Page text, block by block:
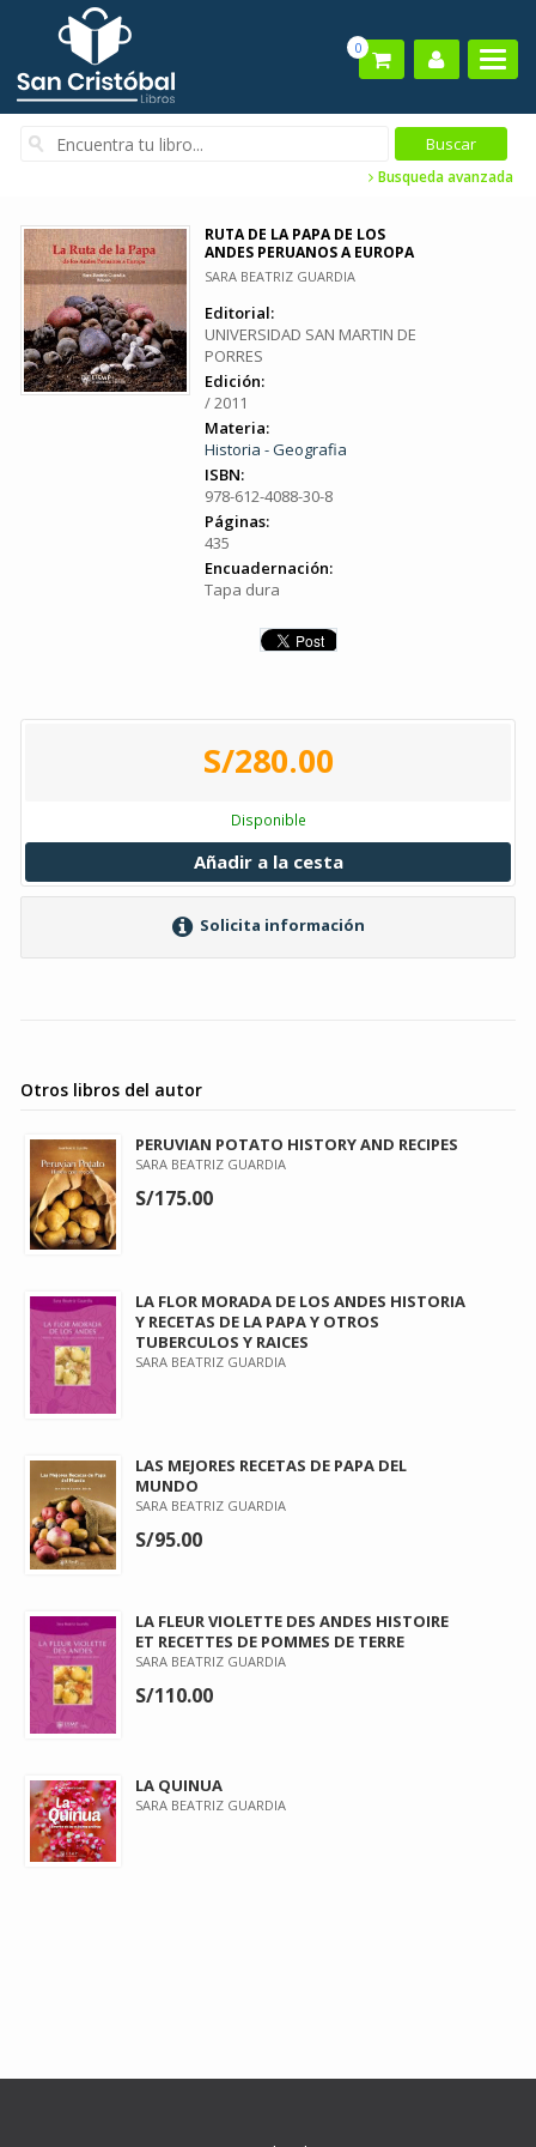
0
Busqueda avanzada
RUTA DE LA PAPA DE LOS
ANDES PERUANOS A EUROPA
SARA BEATRIZ GUARDIA
Editorial:
UNIVERSIDAD SAN MARTIN DE
PORRES
Edición:
/ 2011
Materia:
Historia - Geografia
ISBN:
978-612-4088-30-8
Páginas:
435
Encuadernación:
Tapa dura
S/280.00
Disponible
Añadir a la cesta
Solicita información
Otros libros del autor
PERUVIAN POTATO HISTORY AND RECIPES
SARA BEATRIZ GUARDIA
S/175.00
LA FLOR MORADA DE LOS ANDES HISTORIA
Y RECETAS DE LA PAPA Y OTROS
TUBERCULOS Y RAICES
SARA BEATRIZ GUARDIA
LAS MEJORES RECETAS DE PAPA DEL
MUNDO
SARA BEATRIZ GUARDIA
S/95.00
LA FLEUR VIOLETTE DES ANDES HISTOIRE
ET RECETTES DE POMMES DE TERRE
SARA BEATRIZ GUARDIA
S/110.00
LA QUINUA
SARA BEATRIZ GUARDIA